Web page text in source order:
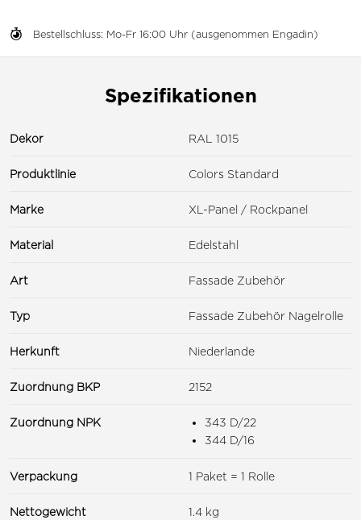
Bestellschluss: Mo-Fr 16:00 Uhr (ausgenommen Engadin)
Spezifikationen
Dekor RAL 1015
Produktlinie Colors Standard
Marke XL-Panel / Rockpanel
Material Edelstahl
Art Fassade Zubehör
Typ Fassade Zubehör Nagelrolle
Herkunft Niederlande
Zuordnung BKP 2152
Zuordnung NPK
343 D/22
344 D/16
Verpackung 1 Paket = 1 Rolle
Nettogewicht 1.4 kg